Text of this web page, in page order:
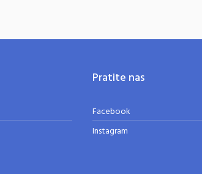
Pratite nas
Facebook
Instagram